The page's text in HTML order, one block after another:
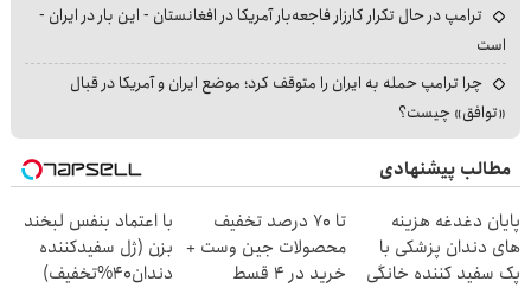
ترامپ در حال تکرار کارزار فاجعه‌بار آمریکا در افغانستان - این بار در ایران -
است
چرا ترامپ حمله به ایران را متوقف کرد؛ موضع ایران و آمریکا در قبال
«توافق» چیست؟
مطالب پیشنهادی
پایان دغدغه هزینه
های دندان پزشکی با
پک سفید کننده خانگی
تا 70 درصد تخفیف
محصولات جین وست +
خرید در 4 قسط
با اعتماد بنفس لبخند
بزن (ژل سفیدکننده
دندان40%تخفیف)